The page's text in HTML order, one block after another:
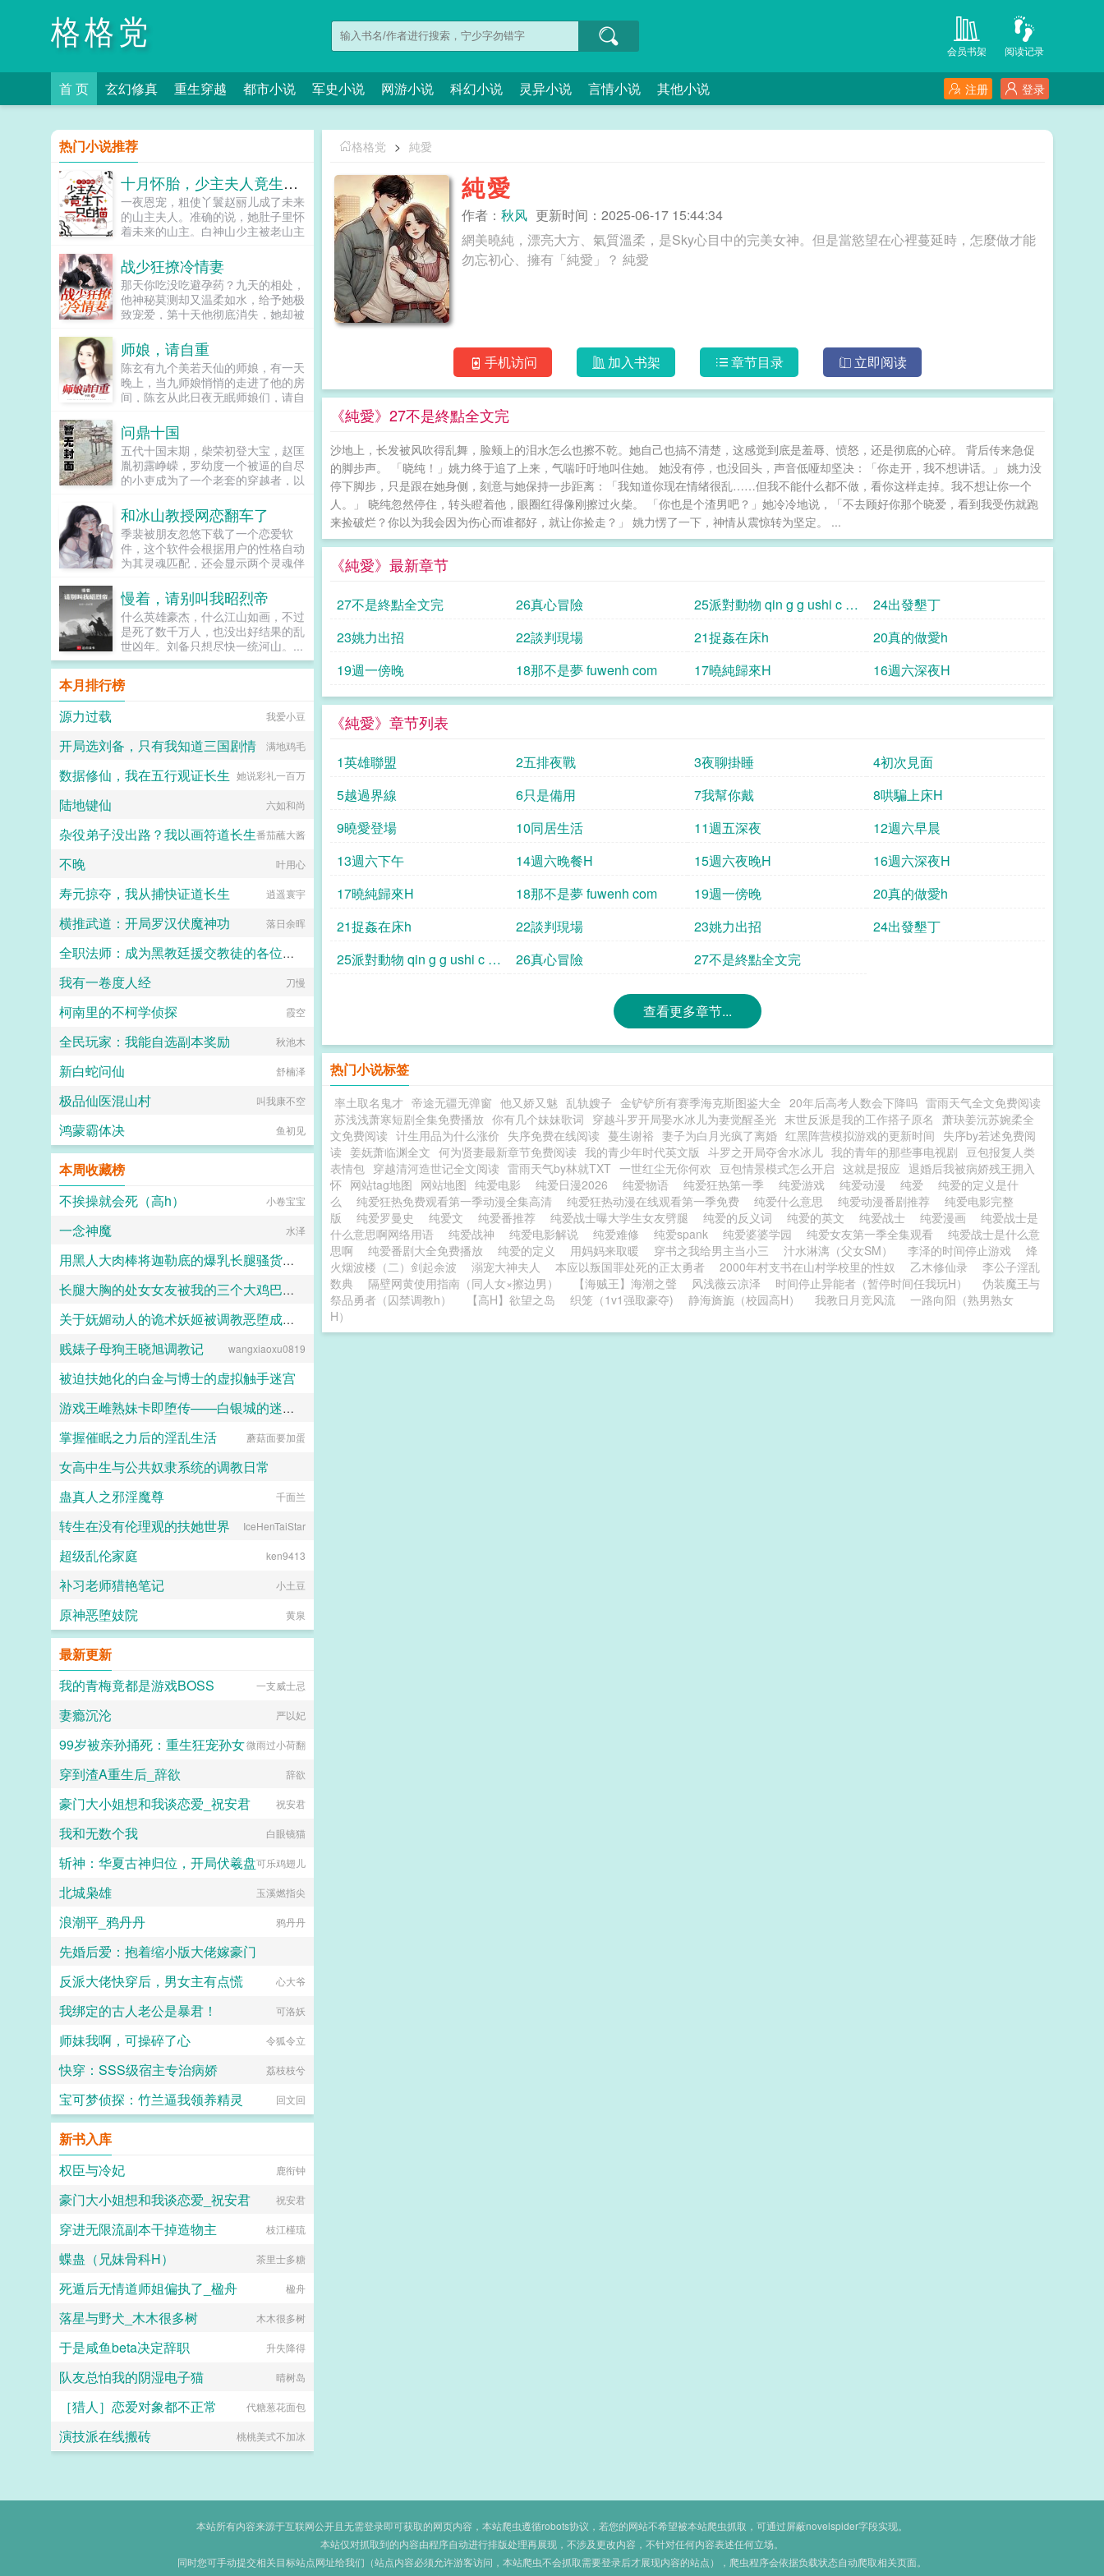
格格党 阅读记录
会员书架
首 页 玄幻修真 重生穿越 都市小说 军史小说 网游小说 科幻小说 灵异小说 言情小说 其他小说 登录
注册
格格党 > 純愛
純愛
作者： 秋风 更新时间：2025-06-17 15:44:34
網美曉純，漂亮大方、氣質溫柔，是Sky心目中的完美女神。但是當慾望在心裡蔓延時，怎麼做才能
勿忘初心、擁有「純愛」？ 純愛
手机访问 加入书架 章节目录 立即阅读
《純愛》27不是終點全文完
沙地上，长发被风吹得乱舞，脸颊上的泪水怎么也擦不乾。她自己也搞不清楚，这感觉到底是羞辱、愤怒，还是彻底的心碎。 背后传来急促
的脚步声。 「晓纯！」姚力终于追了上来，气喘吁吁地叫住她。 她没有停，也没回头，声音低哑却坚决：「你走开，我不想讲话。」 姚力没
停下脚步，只是跟在她身侧，刻意与她保持一步距离：「我知道你现在情绪很乱……但我不能什么都不做，看你这样走掉。我不想让你一个
人。」 晓纯忽然停住，转头瞪着他，眼圈红得像刚擦过火柴。 「你也是个渣男吧？」她冷冷地说，「不去顾好你那个晓爱，看到我受伤就跑
来捡破烂？你以为我会因为伤心而谁都好，就让你捡走？」 姚力愣了一下，神情从震惊转为坚定。 ...
《純愛》最新章节
27不是終點全文完 26真心冒險
25派對動物 qin g g ushi c o
m
24出發墾丁
23姚力出招
22談判現場 21捉姦在床h
20真的做愛h
19週一傍晚
18那不是夢 fuwenh com 17曉純歸來H 16週六深夜H
《純愛》章节列表
1英雄聯盟 2五排夜戰 3夜聊掛睡
4初次見面
5越過界線
6只是備用 7我幫你戴
8哄騙上床H
9曉愛登場
10同居生活 11週五深夜
12週六早晨
13週六下午
14週六晚餐H 15週六夜晚H
16週六深夜H
17曉純歸來H
18那不是夢 fuwenh com 19週一傍晚
20真的做愛h
21捉姦在床h
22談判現場 23姚力出招
24出發墾丁
25派對動物 qin g g ushi c o
26真心冒險 27不是終點全文完
查看更多章节...
热门小说标签
率土取名鬼才 帝途无疆无弹窗 他又娇又魅 乱轨嫂子 金铲铲所有赛季海克斯图鉴大全 20年后高考人数会下降吗 雷雨天气全文免费阅读
苏浅浅萧寒短剧全集免费播放 你有几个妹妹歌词 穿越斗罗开局娶水冰儿为妻觉醒圣光 末世反派是我的工作搭子原名 萧玦姜沅苏婉柔全
文免费阅读 计生用品为什么涨价 失序免费在线阅读 蔓生谢裕 妻子为白月光疯了离婚 红黑阵营模拟游戏的更新时间 失序by若述免费阅
读 姜妩萧临渊全文 何为贤妻最新章节免费阅读 我的青少年时代英文版 斗罗之开局夺舍水冰儿 我的青年的那些事电视剧 豆包报复人类
表情包 穿越清河造世记全文阅读 雷雨天气by林就TXT 一世红尘无你何欢 豆包情景模式怎么开启 这就是报应 退婚后我被病娇残王拥入
怀 网站tag地图 网站地图 纯爱电影 纯爱日漫2026 纯爱物语 纯爱狂热第一季 纯爱游戏 纯爱动漫 纯爱
纯爱的定义是什
么
纯爱狂热免费观看第一季动漫全集高清 纯爱狂热动漫在线观看第一季免费 纯爱什么意思 纯爱动漫番剧推荐
纯爱电影完整
版
纯爱罗曼史 纯爱文 纯爱番推荐 纯爱战士曝大学生女友劈腿 纯爱的反义词 纯爱的英文 纯爱战士 纯爱漫画
纯爱战士是
什么意思啊网络用语
纯爱战神 纯爱电影解说 纯爱难修 纯爱spank 纯爱婆婆学园 纯爱女友第一季全集观看
纯爱战士是什么意
思啊
纯爱番剧大全免费播放 纯爱的定义 用妈妈来取暖 穿书之我给男主当小三 汁水淋漓（父女SM） 李泽的时间停止游戏
烽
火烟波楼（二）剑起余波
溺宠大神夫人 本应以叛国罪处死的正太勇者 2000年村支书在山村学校里的性奴 乙木修仙录
李公子淫乱
数典
隔壁网黄使用指南（同人女×擦边男） 【海贼王】海潮之聲 风浅薇云凉泽 时间停止异能者（暂停时间任我玩H）
伪装魔王与
祭品勇者（囚禁调教h）
【高H】欲望之岛 织笼（1v1强取豪夺) 静海旖旎（校园高H） 我教日月竞风流
一路向阳（熟男熟女
H）
热门小说推荐
十月怀胎，少主夫人竟生下一只白猫
一夜恩宠，粗使丫鬟赵丽儿成了未来
的山主夫人。准确的说，她肚子里怀
着未来的山主。白神山少主被老山主
报拿她当解药。一个月后，赵丽儿被
诊出了喜脉。山主大喜过望，告诉她
生下孩子，不论男女，她都是少主夫
人。十个月后，她生下一只白猫？就
在她打算抱着小猫跑路的时候，少主
到白猫，更是涕泪聚下，他大手一
挥，少主夫人喜得麟儿，全山上下统
统有赏。看着有些癫狂的父子俩，赵
丽儿闭上眼睛。完了，他们都疯
战少狂撩冷情妻
那天你吃没吃避孕药？九天的相处，
他神秘莫测却又温柔如水，给予她极
致宠爱，第十天他彻底消失，她却被
怀上他的孩子。几年后再遇，她隐瞒
生子的事，当他知道真相后，疯一样
将她拥入怀宝，你生第一胎的时候我
不在你身边，弥补这个遗憾唯一的办
法就是再生一个1v1结局。本故事纯
师娘，请自重
陈玄有九个美若天仙的师娘，有一天
晚上，当九师娘悄悄的走进了他的房
间，陈玄从此日夜无眠师娘们，请自
问鼎十国
五代十国末期，柴荣初登大宝，赵匡
胤初露峥嵘，罗幼度一个被逼的自尽
的小吏成为了一个老套的穿越者，以
略四方，重现汉唐风采。...
和冰山教授网恋翻车了
季裴被朋友忽悠下载了一个恋爱软
件，这个软件会根据用户的性格自动
为其灵魂匹配，还会显示两个灵魂伴
个叫冬日的网友，看了对方的主页，
高学历高级知识分子，高贵冷艳令...
慢着，请别叫我昭烈帝
什么英雄豪杰，什么江山如画，不过
是死了数千万人，也没出好结果的乱
世凶年。刘备只想尽快一统河山。...
本月排行榜
源力过载
我爱小豆
开局选刘备，只有我知道三国剧情 满地鸡毛
数据修仙，我在五行观证长生 她说彩礼一百万
陆地键仙 六如和尚
杂役弟子没出路？我以画符道长生番茄蘸大酱
不晚 叶用心
寿元掠夺，我从捕快证道长生 逍遥寰宇
横推武道：开局罗汉伏魔神功 落日余晖
全职法师：成为黑教廷援交教徒的各位婊子
小磊子
我有一卷度人经 刀慢
柯南里的不柯学侦探 霞空
全民玩家：我能自选副本奖励 秋池木
新白蛇问仙 舒楠泽
极品仙医混山村 叫我康不空
鸿蒙霸体决 鱼初见
本周收藏榜
不挨操就会死（高h）
小卷宝宝
一念神魔 水泽
用黑人大肉棒将迦勒底的爆乳长腿骚货英灵一个个的全都调教成发情媚黑母猪贱婊吧
克图格亚改二
长腿大胸的处女女友被我的三个大鸡巴室友轮番调教，狠狠灌精直到怀孕
158330
关于妩媚动人的诡术妖姬被调教恶堕成媚黑母猪乐芙兰的这档子事
F心R
贱婊子母狗王晓旭调教记 wangxiaoxu0819
被迫扶她化的白金与博士的虚拟触手迷宫
游戏王雌熟妹卡即堕传——白银城的迷宫主?拉比丽斯篇
丁骨
掌握催眠之力后的淫乱生活 蘑菇面要加蛋
女高中生与公共奴隶系统的调教日常
喵不可言
蛊真人之邪淫魔尊 千面兰
转生在没有伦理观的扶她世界 IceHenTaiStar
超级乱伦家庭 ken9413
补习老师猎艳笔记 小土豆
原神恶堕妓院 黄泉
最新更新
我的青梅竟都是游戏BOSS
一支威士忌
妻瘾沉沦 严以妃
99岁被亲孙捅死：重生狂宠孙女微雨过小荷翻
穿到渣A重生后_辞欲 辞欲
豪门大小姐想和我谈恋爱_祝安君 祝安君
我和无数个我 白眼镜猫
斩神：华夏古神归位，开局伏羲盘可乐鸡翅儿
北城枭雄 玉溪燃指尖
浪潮平_鸦丹丹 鸦丹丹
先婚后爱：抱着缩小版大佬嫁豪门
本宫很优雅的
反派大佬快穿后，男女主有点慌 心大爷
我绑定的古人老公是暴君！ 可洛妖
师妹我啊，可操碎了心 令狐令立
快穿：SSS级宿主专治病娇 荔枝枝兮
宝可梦侦探：竹兰逼我领养精灵 回文回
新书入库
权臣与冷妃
鹿衔钟
豪门大小姐想和我谈恋爱_祝安君 祝安君
穿进无限流副本干掉造物主 枝江槿琉
蝶蛊（兄妹骨科H） 茶里士多糖
死遁后无情道师姐偏执了_楹舟 楹舟
落星与野犬_木木很多树 木木很多树
于是咸鱼beta决定辞职 升失降得
队友总怕我的阴湿电子猫 晴树岛
［猎人］恋爱对象都不正常 代糖葱花面包
演技派在线搬砖 桃桃美式不加冰
本站所有内容来源于互联网公开且无需登录即可获取的网页内容，本站爬虫遵循robots协议，若您的网站不希望被本站爬虫抓取，可通过屏蔽novelspider字段实现。
本站仅对抓取到的内容由程序自动进行排版处理再展现，不涉及更改内容，不针对任何内容表述任何立场。
同时您可手动提交相关目标站点网址给我们（站点内容必须允许游客访问，本站爬虫不会抓取需要登录后才展现内容的站点），爬虫程序会依据负载状态自动爬取相关页面。